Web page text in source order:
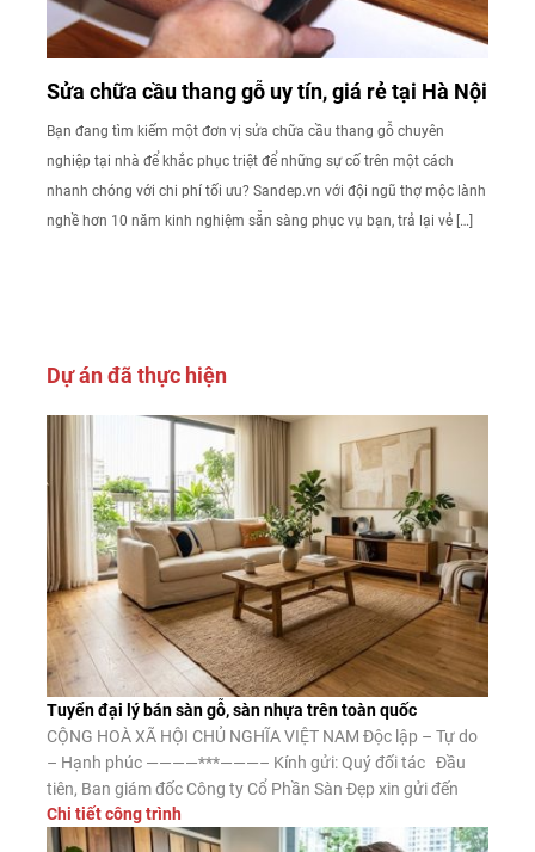
Sửa chữa cầu thang gỗ uy tín, giá rẻ tại Hà Nội
Bạn đang tìm kiếm một đơn vị sửa chữa cầu thang gỗ chuyên
nghiệp tại nhà để khắc phục triệt để những sự cố trên một cách
nhanh chóng với chi phí tối ưu? Sandep.vn với đội ngũ thợ mộc lành
nghề hơn 10 năm kinh nghiệm sẵn sàng phục vụ bạn, trả lại vẻ […]
Dự án đã thực hiện
Tuyển đại lý bán sàn gỗ, sàn nhựa trên toàn quốc
CỘNG HOÀ XÃ HỘI CHỦ NGHĨA VIỆT NAM Độc lập – Tự do
– Hạnh phúc ————***———– Kính gửi: Quý đối tác Đầu
tiên, Ban giám đốc Công ty Cổ Phần Sàn Đẹp xin gửi đến
Quý đối tác lời chào trân trọng, lời chúc may mắn và thành
công. Công ty CP Sàn […]
Chi tiết công trình